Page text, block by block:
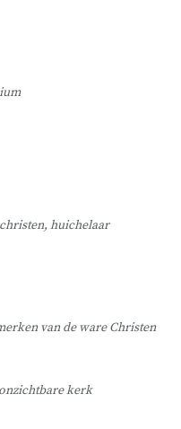
huichelaar
van de ware Christen
kerk
‘De sekte
is om drie
geweest
sekten [zoals
De eerste
zeggen dat ze
de tijden van
de tijd van
oorzaak is
want er is bijna
sekte niet
is dat ze
van